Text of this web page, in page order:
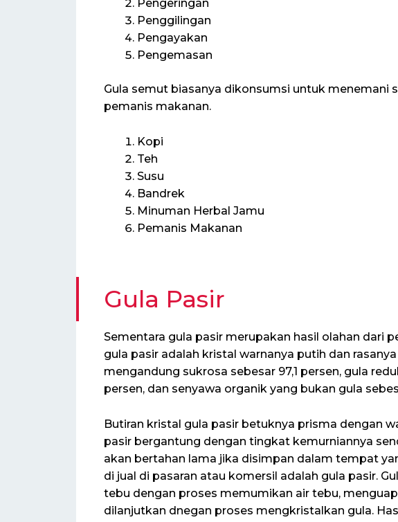
Pengeringan
Penggilingan
Pengayakan
Pengemasan
Gula semut biasanya dikonsumsi untuk menemani
pemanis makanan.
Kopi
Teh
Susu
Bandrek
Minuman Herbal Jamu
Pemanis Makanan
Gula Pasir
Sementara gula pasir merupakan hasil olahan dari
gula pasir adalah kristal warnanya putih dan
mengandung sukrosa sebesar 97,1 persen, gula
persen, dan senyawa organik yang bukan gula
Butiran kristal gula pasir betuknya prisma dengan
pasir bergantung dengan tingkat kemurniannya
akan bertahan lama jika disimpan dalam tempat
di jual di pasaran atau komersil adalah gula pasir.
tebu dengan proses memumikan air tebu,
dilanjutkan dnegan proses mengkristalkan gula.